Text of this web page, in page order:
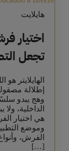
هايلايت
اختيار
تجعل
الهايلايتر
إطلالة
وهج يبدو
الداخلية،
هي اختيار
وموضع
الفرش،
[…]